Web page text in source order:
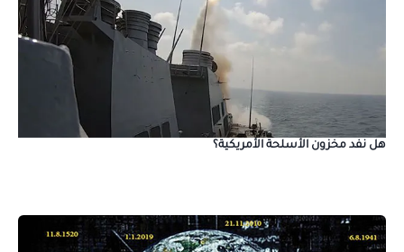
هل نفد مخزون الأسلحة الأمريكية؟